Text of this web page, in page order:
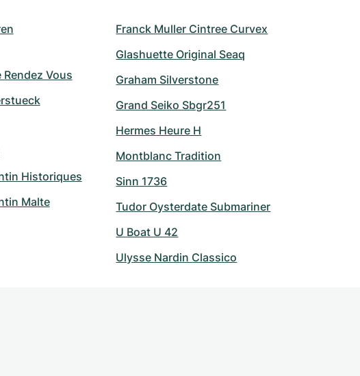
Vous
Historiques
Malte
Franck Muller Cintree Curvex
Glashuette Original Seaq
Graham Silverstone
Grand Seiko Sbgr251
Hermes Heure H
Montblanc Tradition
Sinn 1736
Tudor Oysterdate Submariner
U Boat U 42
Ulysse Nardin Classico